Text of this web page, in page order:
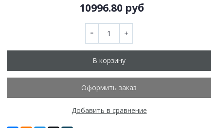
10996.80 руб
В корзину
Оформить заказ
Добавить в сравнение